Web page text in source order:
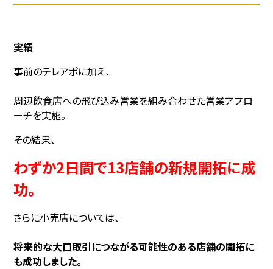
実績
事前のテレアポに加え、
周辺飲食店への飛び込み営業を組み合わせた営業アプロ
ーチを実施。
その結果、
わずか2日間で13店舗の新規開拓に成
功。
さらに小売店については、
将来的な大口取引につながる可能性のある店舗の開拓に
も成功しました。